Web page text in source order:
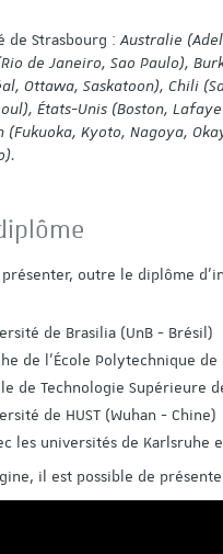
de Strasbourg : Australie
de Janeiro, Sao Paulo),
Ottawa, Saskatoon), Chili
États-Unis (Boston,
(Fukuoka, Kyoto, Nagoya,
outre le diplôme
de Brasilia (UnB - Brésil)
de l’École Polytechnique de
de Technologie Supérieure
de HUST (Wuhan - Chine)
les universités de Karlsruhe
il est possible de